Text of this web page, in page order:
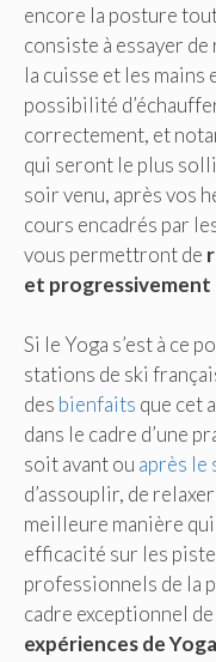
encore la posture
consiste à essayer
la cuisse et les mains
possibilité
correctement, et
qui seront le plus
soir venu, après vos
cours encadrés par
vous permettront de
et progressivement
Si le Yoga s’est à ce
stations de ski
des bienfaits que cet
dans le cadre d’une
soit avant ou après le
d’assouplir, de
meilleure manière
efficacité sur les
professionnels de la
cadre exceptionnel
expériences de